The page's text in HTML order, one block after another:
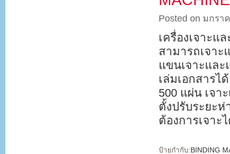
Posted on มกรา
เครื่องเจาะแ
สามารถเจาะ
แขนเจาะและ
เล่มเอกสารไ
500 แผ่น เจา
ตั้งปรับระยะห่
ต้องการเจาะ
ป้ายกำกับ: BINDING